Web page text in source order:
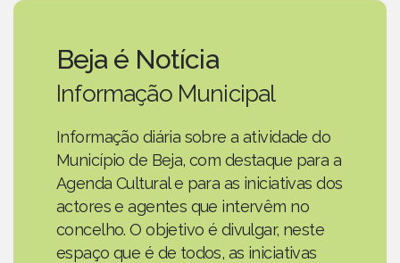
Beja é Notícia
Informação Municipal
Informação diária sobre a atividade do
Município de Beja, com destaque para a
Agenda Cultural e para as iniciativas dos
actores e agentes que intervêm no
concelho. O objetivo é divulgar, neste
espaço que é de todos, as iniciativas